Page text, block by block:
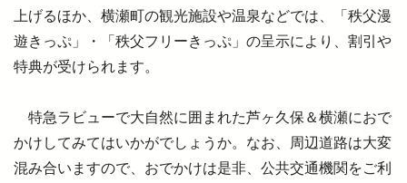
サイトマップ
サイトのご利用にあたって
上げるほか、横瀬町の観光施設や温泉などでは、「秩父漫
遊きっぷ」・「秩父フリーきっぷ」の呈示により、割引や
特典が受けられます。
特急ラビューで大自然に囲まれた芦ヶ久保＆横瀬におで
かけしてみてはいかがでしょうか。なお、周辺道路は大変
混み合いますので、おでかけは是非、公共交通機関をご利